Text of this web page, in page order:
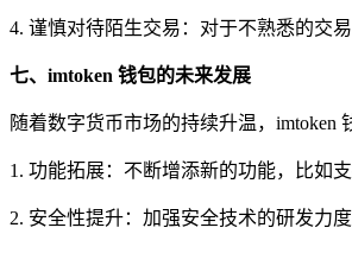
4. 谨慎对待陌生交易：对于不熟悉的交
七、imtoken 钱包的未来发展
随着数字货币市场的持续升温，imtoken
1. 功能拓展：不断增添新的功能，比如
2. 安全性提升：加强安全技术的研发力